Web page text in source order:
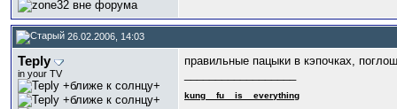
26.02.2006, 14:03
Teply
in your TV
правильные пацыки в кэпочках,
kung_ _fu_ _is_ _everything